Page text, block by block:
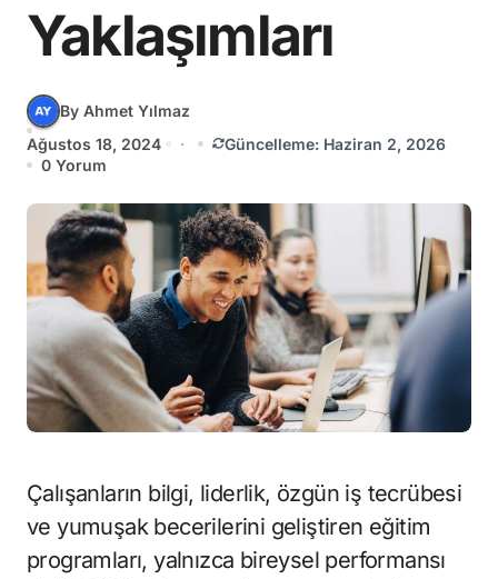
Yaklaşımları
By Ahmet Yılmaz
Ağustos 18, 2024
·
Güncelleme: Haziran 2, 2026
0 Yorum
Çalışanların bilgi, liderlik, özgün iş tecrübesi
ve yumuşak becerilerini geliştiren eğitim
programları, yalnızca bireysel performansı